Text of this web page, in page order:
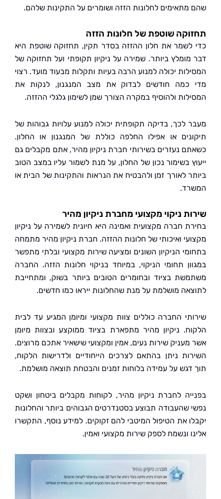
לחלונות הזזה ושומרים על התקינות שלהם.
שוטפת של חלונות הזזה
את חלון ההזזה בסדר תקין, תחזוקה שוטפת היא
ביותר. שמירה על ניקיון תקופתי ועל תחזוקה של
יכולה למנוע הרבה בעיות ותקלות מבעוד מועד. רצוי
כמה חודשים לבדוק את מצב המנגנון, לנקות את
ולהוסיף במקרה הצורך שמן לשימון גלגלי ההזזה.
לכך, בדיקה תקופתית יכולה למנוע עלויות גבוהות של
או אפילו החלפה כוללת של המנגנון או החלון.
נעזרים בשירותי חברת ניקיון מהיר, אתם מקבלים גם
בשימור נכון של החלון, על מנת לשמור עליו במצב הטוב
לאורך זמן ולהבטיח את הנראות והתקינות של הבית או
ניקוי מקצועי מחברת ניקיון מהיר
חברה מקצועית ואמינה היא חיונית לשמירה על ניקיון
ואיכותי של חלונות ההזזה. חברת ניקיון מהיר מתמחה
הניקיון השונים ומציעה שירות מקצועי ובלתי מתפשר
תחומי הניקוי, במיוחד בניקוי חלונות הזזה. החברה
בציוד ובחומרים הטובים ביותר בשוק, ומתחייבת
מושלמת על מנת שהחלונות ייראו כמו חדשים.
החברה כוללים צוות מקצועי ומיומן המגיע עד לבית
ניקיון מהיר מתפארת בציוד ממוקצע ובצוות מיומן
שירות נעים, אמין ומקצועי שישאיר אתכם מרוצים.
ניתן בהתאם לצרכים הייחודיים ולדרישות הלקוח,
על עמידה בלוחות זמנים והבטחת תוצאה מושלמת.
לחברת ניקיון מהיר, לקוחות מקבלים ביטחון ושקט
שהעבודה תבוצע בסטנדרטים הגבוהים ביותר והחלונות
את הטיפול המיטבי להם זקוקים. למידע נוסף, התקשרו
ונשמח לספק שירות מקצועי ואמין.